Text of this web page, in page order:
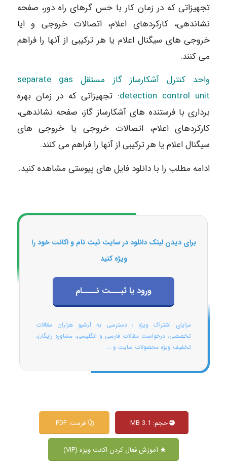
تجهیزاتی که در زمان کار با حس گرهای راه دور، صفحه
نشاندهی، کارکردهای اعلام، اتصالات خروجی و ایا
خروجی های سیگنال اعلام یا هر ترکیبی از آنها را فراهم
می کنند.
واحد کنترل آشکارساز گاز مستقل separate gas
detection control unit: تجهیزاتی که در زمان بهره
برداری با فرستنده های آشکارساز گاز، صفحه نشاندهی،
کارکردهای اعلام، اتصالات خروجی یا خروجی های
سیگنال اعلام یا هر ترکیبی از آنها را فراهم می کنند.
ادامه مطلب را با دانلود فایل های پیوستی مشاهده کنید.
برای دیدن لینک دانلود در سایت ثبت نام و اکانت خود را
ویژه کنید
ورود یا ثبـــت نــــام
مزایای اشتراک ویژه : دسترسی به آرشیو هزاران مقالات
تخصصی، درخواست مقالات فارسی و انگلیسی، مشاوره رایگان،
تخفیف ویژه محصولات سایت و ...
حجم: 3.1 MB فرمت: PDF
آموزش فعال کردن اکانت ویژه (VIP)